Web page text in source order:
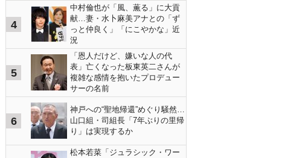
4
中村倫也が「風、薫る」に大貢
献…妻・水卜麻美アナとの「ず
っと仲良く」「にこやかな」近
況
5
「恩人だけど、嫌いな人の代
表」亡くなった板東英二さんが
複雑な感情を抱いたプロデュー
サーの名前
6
神戸への“聖地帰還”めぐり騒然…
山口組・司組長「7年ぶりの里帰
り」は実現するか
松本若菜「ジュラシック・ワー